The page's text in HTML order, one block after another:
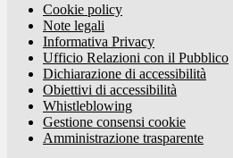
Cookie policy
Note legali
Informativa Privacy
Ufficio Relazioni con il Pubblico
Dichiarazione di accessibilità
Obiettivi di accessibilità
Whistleblowing
Gestione consensi cookie
Amministrazione trasparente